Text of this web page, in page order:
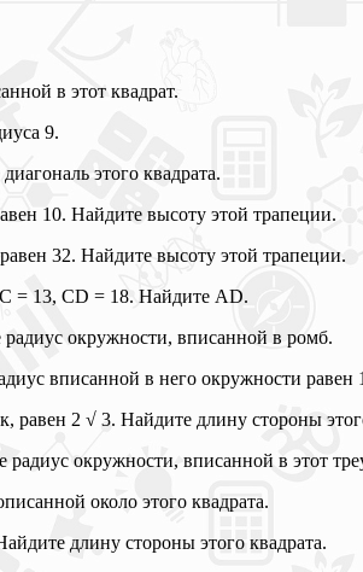
в этот квадрат.
9.
этого квадрата.
10. Найдите высоту этой трапеции.
32. Найдите высоту этой трапеции.
= 13, CD = 18. Найдите AD.
окружности, вписанной в ромб.
вписанной в него окружности
равен 2 √ 3. Найдите длину стороны
окружности, вписанной в этот
около этого квадрата.
длину стороны этого квадрата.